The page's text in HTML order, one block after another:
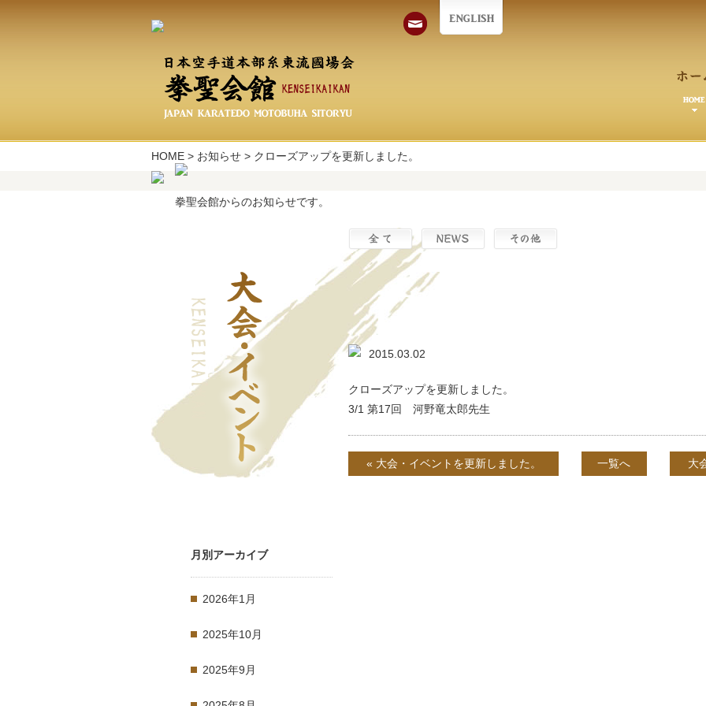
HOME > お知らせ > クローズアップを更新しました。
拳聖会館からのお知らせです。
月別アーカイブ
2026年1月
2025年10月
2025年9月
クローズアップを更新しました。
2015.03.02
クローズアップを更新しました。
3/1 第17回 河野竜太郎先生
« 大会・イベントを更新しました。 一覧へ 大